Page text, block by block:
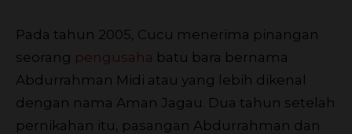
Pada tahun 2005, Cucu menerima pinangan
seorang pengusaha batu bara bernama
Abdurrahman Midi atau yang lebih dikenal
dengan nama Aman Jagau. Dua tahun setelah
pernikahan itu, pasangan Abdurrahman dan